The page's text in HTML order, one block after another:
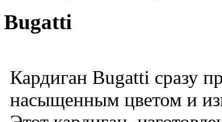
Bugatti
Кардиган Bugatti сразу
насыщенным цветом и